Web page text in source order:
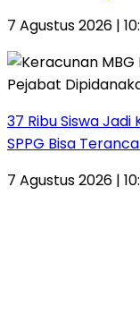
7 Agustus 2026 |
37 Ribu Siswa
SPPG Bisa
7 Agustus 2026 |